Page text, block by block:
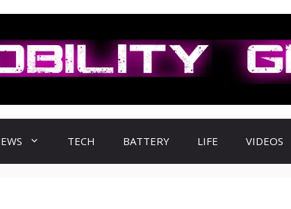
TECH BATTERY LIFE VIDEOS